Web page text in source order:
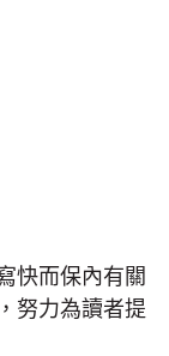
快而保內有關
努力為讀者提